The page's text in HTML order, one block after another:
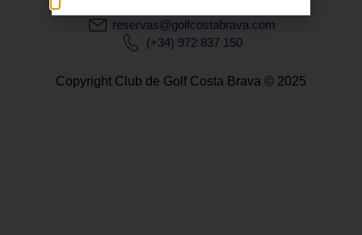
reservas@golfcostabrava.com
(+34) 972 837 150
Copyright Club de Golf Costa Brava © 2025